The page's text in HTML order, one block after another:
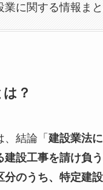
業に関する情報ま
？
結論「 建設業法
建設工事を請け負
分のうち、特定建